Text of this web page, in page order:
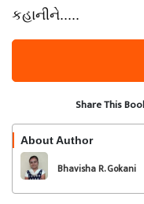
કહાનીને.....
Share This
About Author
Bhavisha R. Gokani